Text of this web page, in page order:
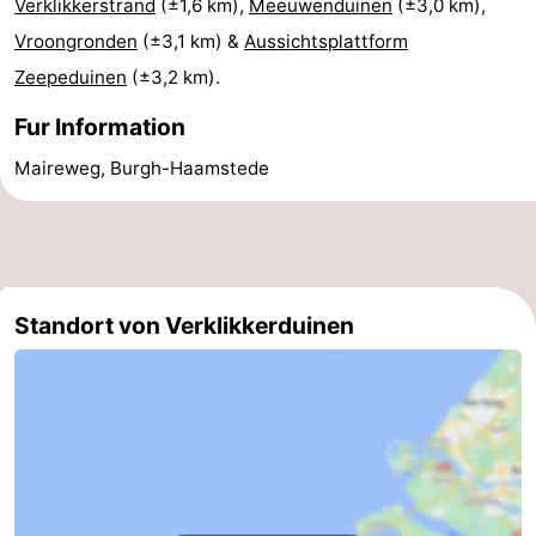
Rundfahrten
-
Spielplätze
-
Spielplätze
Bowling
-
&Natur
Verklikkerstrand (±1,6 km), Meeuwenduinen (±3,0 km),
Vroongronden (±3,1 km) & Aussichtsplattform
Zeepeduinen (±3,2 km).
Fur Information
Maireweg, Burgh-Haamstede
Standort von Verklikkerduinen